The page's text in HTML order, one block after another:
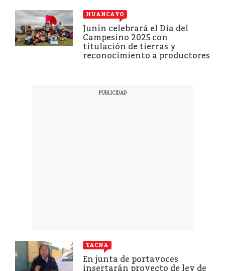
HUANCAYO
Junín celebrará el Día del
Campesino 2025 con
titulación de tierras y
reconocimiento a productores
TACNA
En junta de portavoces
insertarán proyecto de ley de